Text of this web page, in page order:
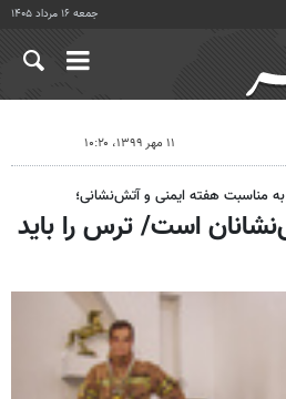
جمعه ۱۶ مرداد ۱۴۰۵
۱۱ مهر ۱۳۹۹، ۱۰:۲۰
مناسبت هفته ایمنی و آتش‌نشانی؛
است/ ترس را باید